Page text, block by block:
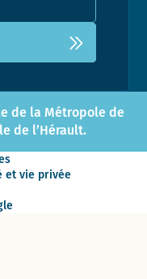
de la Métropole de
de l’Hérault.
et vie privée